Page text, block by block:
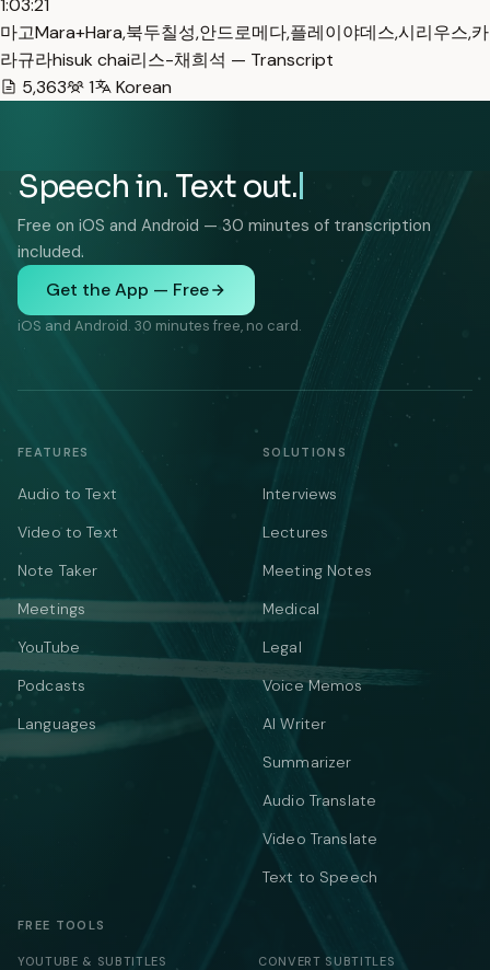
1:03:21
마고Mara+Hara,북두칠성,안드로메다,플레이야데스,시리우스,카
라규라hisuk chai리스-채희석 — Transcript
5,363
1 Korean
Speech in. Text out.
Free on iOS and Android — 30 minutes of transcription
included.
Get the App — Free
iOS and Android. 30 minutes free, no card.
FEATURES
Audio to Text
Video to Text
Note Taker
Meetings
YouTube
Podcasts
Languages
SOLUTIONS
Interviews
Lectures
Meeting Notes
Medical
Legal
Voice Memos
AI Writer
Summarizer
Audio Translate
Video Translate
Text to Speech
FREE TOOLS
YOUTUBE & SUBTITLES CONVERT SUBTITLES